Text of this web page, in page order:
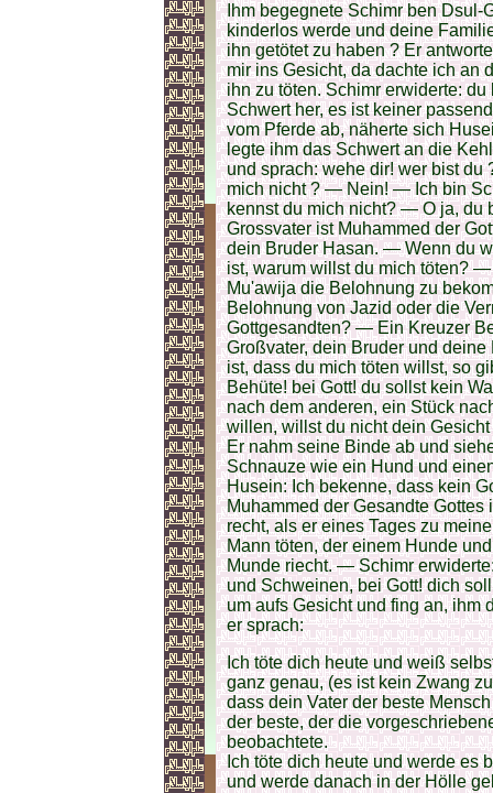
Ihm begegnete Schimr ben Dsul-
kinderlos werde und deine
ihn getötet zu haben ? Er
mir ins Gesicht, da dachte ich an
ihn zu töten. Schimr erwiderte:
Schwert her, es ist keiner
vom Pferde ab, näherte sich
legte ihm das Schwert an die
und sprach: wehe dir! wer bist
mich nicht ? — Nein! — Ich bin
kennst du mich nicht? — O ja, du
Grossvater ist Muhammed der
dein Bruder Hasan. — Wenn du
ist, warum willst du mich töten?
Mu'awija die Belohnung zu
Belohnung von Jazid oder die
Gottgesandten? — Ein Kreuzer
Großvater, dein Bruder und
ist, dass du mich töten willst, so
Behüte! bei Gott! du sollst kein
nach dem anderen, ein Stück
willen, willst du nicht dein
Er nahm seine Binde ab und
Schnauze wie ein Hund und
Husein: Ich bekenne, dass kein
Muhammed der Gesandte
recht, als er eines Tages zu
Mann töten, der einem Hunde
Munde riecht. — Schimr
und Schweinen, bei Gott! dich
um aufs Gesicht und fing an, ihm
er sprach:
Ich töte dich heute und weiß
ganz genau, (es ist kein Zwang
dass dein Vater der beste
der beste, der die
beobachtete.
Ich töte dich heute und werde es
und werde danach in der Hölle